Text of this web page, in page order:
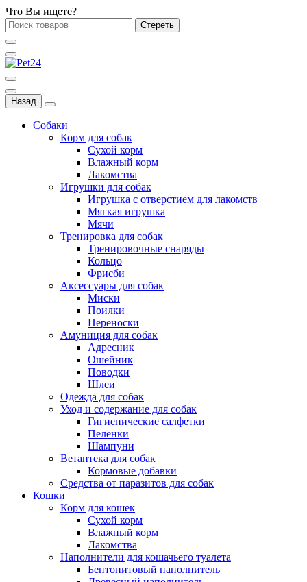
Что Вы ищете?
Стереть
Назад
Собаки
Корм для собак
Сухой корм
Влажный корм
Лакомства
Игрушки для собак
Игрушка с отверстием для лакомств
Мягкая игрушка
Мячи
Тренировка для собак
Тренировочные снаряды
Кольцо
Фрисби
Аксессуары для собак
Миски
Поилки
Переноски
Амуниция для собак
Адресник
Ошейник
Поводки
Шлеи
Одежда для собак
Уход и содержание для собак
Гигиенические салфетки
Пеленки
Шампуни
Ветаптека для собак
Кормовые добавки
Средства от паразитов для собак
Кошки
Корм для кошек
Сухой корм
Влажный корм
Лакомства
Наполнители для кошачьего туалета
Бентонитовый наполнитель